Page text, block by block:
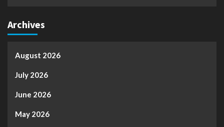
Archives
August 2026
July 2026
June 2026
May 2026